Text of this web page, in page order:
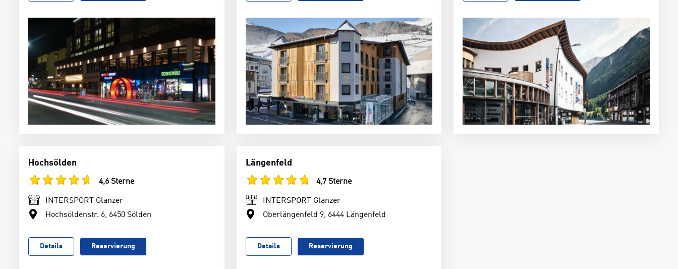
Hochsölden
4,6 Sterne
INTERSPORT Glanzer
Hochsöldenstr. 6, 6450 Sölden
Details Reservierung
Längenfeld
4,7 Sterne
INTERSPORT Glanzer
Oberlängenfeld 9, 6444 Längenfeld
Details Reservierung